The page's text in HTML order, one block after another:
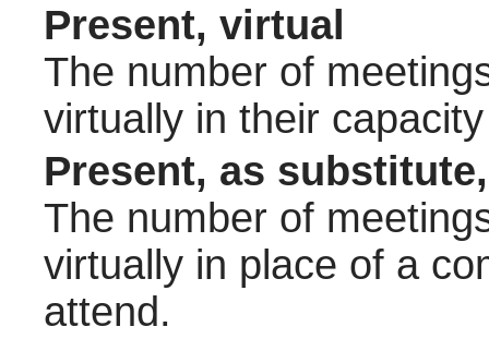
Present, virtual
The number of
virtually in their
Present, as
The number of
virtually in place of a
attend.